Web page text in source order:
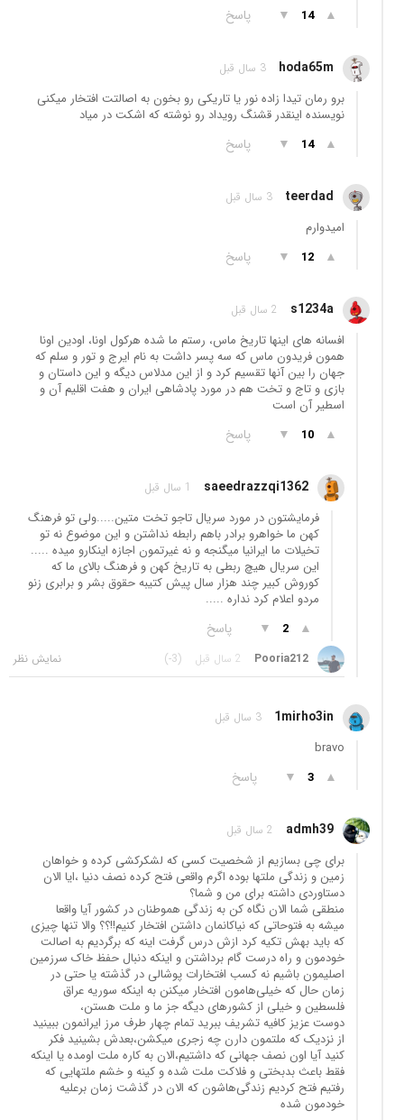
▲
14
▼ پاسخ
hoda65m 3 سال قبل
برو رمان تیدا زاده نور یا تاریکی رو بخون به اصالتت افتخار میکنی
نویسنده اینقدر قشنگ رویداد رو نوشته که اشکت در میاد
▲
14
▼ پاسخ
teerdad 3 سال قبل
امیدوارم
▲
12
▼ پاسخ
s1234a 2 سال قبل
افسانه های اینها تاریخ ماس، رستم ما شده هرکول اونا، اودین اونا
همون فریدون ماس که سه پسر داشت به نام ایرج و تور و سلم که
جهان را بین آنها تقسیم کرد و از این مدلاس دیگه و این داستان و
بازی و تاج و تخت هم در مورد پادشاهی ایران و هفت اقلیم آن و
اسطیر آن است
▲
10
▼ پاسخ
saeedrazzqi1362 1 سال قبل
فرمایشتون در مورد سریال تاجو تخت متین.....ولی تو فرهنگ
کهن ما خواهرو برادر باهم رابطه نداشتن و این موضوع نه تو
تخیلات ما ایرانیا میگنجه و نه غیرتمون اجازه اینکارو میده .....
این سریال هیچ ربطی به تاریخ کهن و فرهنگ بالای ما که
کوروش کبیر چند هزار سال پیش کتیبه حقوق بشر و برابری زنو
مردو اعلام کرد نداره .....
▲
2
▼ پاسخ
Pooria212 2 سال قبل (-3)
1mirho3in 3 سال قبل
bravo
▲
3
▼ پاسخ
admh39 2 سال قبل
برای چی بسازیم از شخصیت کسی که لشکرکشی کرده و خواهان
زمین و زندگی ملتها بوده اگرم واقعی فتح کرده نصف دنیا ،ایا الان
دستاوردی داشته برای من و شما؟
منطقی شما الان نگاه کن به زندگی هموطنان در کشور آیا واقعا
میشه به فتوحاتی که نیاکانمان داشتن افتخار کنیم!!؟؟ والا تنها چیزی
که باید بهش تکیه کرد ازش درس گرفت اینه که برگردیم به اصالت
خودمون و راه درست گام برداشتن و اینکه دنبال حفظ خاک سرزمین
اصلیمون باشیم نه کسب افتخارات پوشالی در گذشته یا حتی در
زمان حال که خیلی‌هامون افتخار میکنن به اینکه سوریه عراق
فلسطین و خیلی از کشورهای دیگه جز ما و ملت هستن،
دوست عزیز کافیه تشریف ببرید تمام چهار طرف مرز ایرانمون ببینید
از نزدیک که ملتمون دارن چه زجری میکشن،بعدش بشینید فکر
کنید آیا اون نصف جهانی که داشتیم،الان به کاره ملت اومده یا اینکه
فقط باعث بدبختی و فلاکت ملت شده و کینه و خشم ملتهایی که
رفتیم فتح کردیم زندگی‌هاشون که الان در گذشت زمان برعلیه
خودمون شده